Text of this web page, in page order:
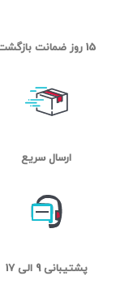
15 روز ضمانت بازگشت
ارسال سریع
پشتیبانی 9 الی 17